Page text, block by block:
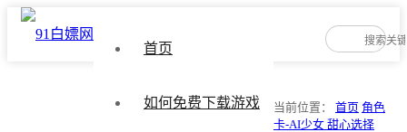
首页
如何免费下载游戏 当前位置： 首页 角色
卡-AI少女 甜心选择